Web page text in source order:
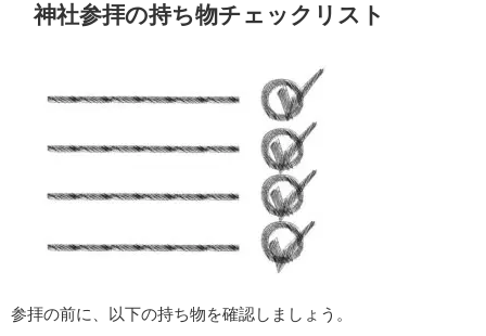
神社参拝の持ち物チェックリスト
参拝の前に、以下の持ち物を確認しましょう。